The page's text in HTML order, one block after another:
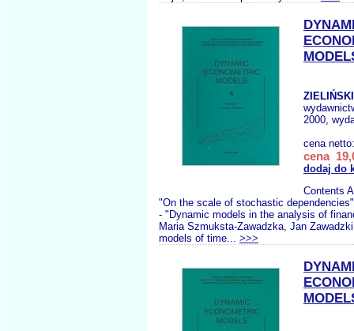
2000,
cena
cena
dodaj do
Contents
"On the scale of stochastic
- "Dynamic models in the analysis of
Maria Szmuksta-Zawadzka, Jan
models of time... >>>